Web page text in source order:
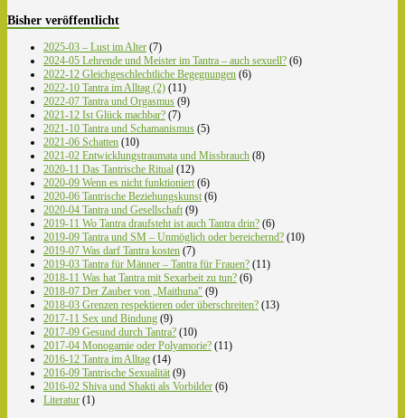
Bisher veröffentlicht
2025-03 – Lust im Alter (7)
2024-05 Lehrende und Meister im Tantra – auch sexuell? (6)
2022-12 Gleichgeschlechtliche Begegnungen (6)
2022-10 Tantra im Alltag (2) (11)
2022-07 Tantra und Orgasmus (9)
2021-12 Ist Glück machbar? (7)
2021-10 Tantra und Schamanismus (5)
2021-06 Schatten (10)
2021-02 Entwicklungstraumata und Missbrauch (8)
2020-11 Das Tantrische Ritual (12)
2020-09 Wenn es nicht funktioniert (6)
2020-06 Tantrische Beziehungskunst (6)
2020-04 Tantra und Gesellschaft (9)
2019-11 Wo Tantra draufsteht ist auch Tantra drin? (6)
2019-09 Tantra und SM – Unmöglich oder bereichernd? (10)
2019-07 Was darf Tantra kosten (7)
2019-03 Tantra für Männer – Tantra für Frauen? (11)
2018-11 Was hat Tantra mit Sexarbeit zu tun? (6)
2018-07 Der Zauber von „Maithuna" (9)
2018-03 Grenzen respektieren oder überschreiten? (13)
2017-11 Sex und Bindung (9)
2017-09 Gesund durch Tantra? (10)
2017-04 Monogamie oder Polyamorie? (11)
2016-12 Tantra im Alltag (14)
2016-09 Tantrische Sexualität (9)
2016-02 Shiva und Shakti als Vorbilder (6)
Literatur (1)